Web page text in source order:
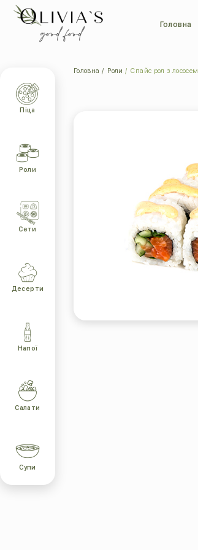
Головна
Піца
Роли
Cети
Десерти
Напої
Салати
Супи
Головна Роли Спайс рол з лососем